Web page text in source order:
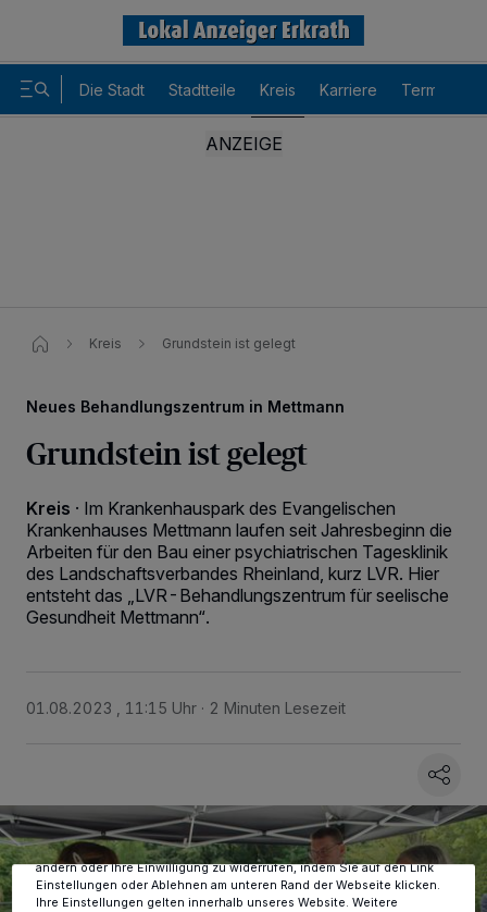
Die Stadt Stadtteile Kreis Karriere Termine
Kreis Grundstein ist gelegt
Neues Behandlungszentrum in Mettmann
Grundstein ist gelegt
Kreis · Im Krankenhauspark des Evangelischen
Krankenhauses Mettmann laufen seit Jahresbeginn die
Arbeiten für den Bau einer psychiatrischen Tagesklinik
des Landschaftsverbandes Rheinland, kurz LVR. Hier
entsteht das „LVR-Behandlungszentrum für seelische
Gesundheit Mettmann“.
01.08.2023 , 11:15 Uhr 2 Minuten Lesezeit
Zwecke. Wenn Tracker deaktiviert sind, sind manche Inhalte und
Anzeigen möglicherweise nicht mehr so relevant für Sie. Sie können
dieses Menü jederzeit wieder aufrufen, um Ihre Einstellungen zu
ändern oder Ihre Einwilligung zu widerrufen, indem Sie auf den Link
Einstellungen oder Ablehnen am unteren Rand der Webseite klicken.
Ihre Einstellungen gelten innerhalb unseres Website. Weitere